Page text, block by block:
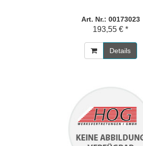
Art. Nr.: 00173023
193,55 € *
Details